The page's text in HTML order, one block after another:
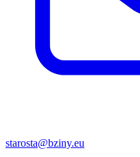
starosta@bziny.eu